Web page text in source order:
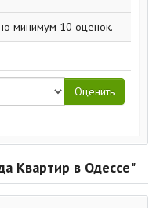
минимум 10 оценок.
Квартир в Одессе"